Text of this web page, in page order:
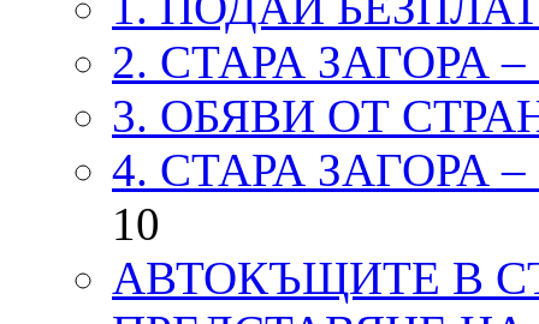
2. СТАРА ЗАГОРА
3. ОБЯВИ ОТ
4. СТАРА ЗАГОРА
10
АВТОКЪЩИТЕ В